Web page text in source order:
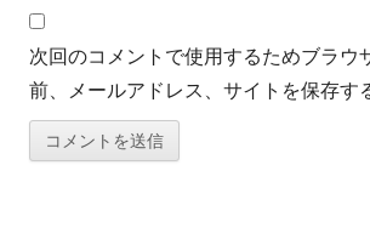
次回のコメントで使用するためブラウ
前、メールアドレス、サイトを保存す